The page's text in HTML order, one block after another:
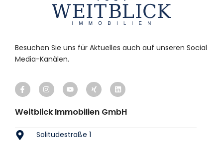
Besuchen Sie uns für Aktuelles auch auf unseren Social
Media-Kanälen.
Weitblick Immobilien GmbH
Solitudestraße 1